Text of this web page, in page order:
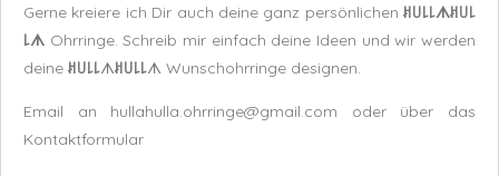
Gerne kreiere ich Dir auch deine ganz persönlichen ꎧ꒤꒒꒒ᗑꎧ꒤꒒
꒒ᗑ Ohrringe. Schreib mir einfach deine Ideen und wir werden
deine ꎧ꒤꒒꒒ᗑꎧ꒤꒒꒒ᗑ Wunschohrringe designen.
Email an hullahulla.ohrringe@gmail.com oder über das
Kontaktformular